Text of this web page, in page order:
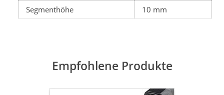
Segmenthöhe
10 mm
Empfohlene Produkte